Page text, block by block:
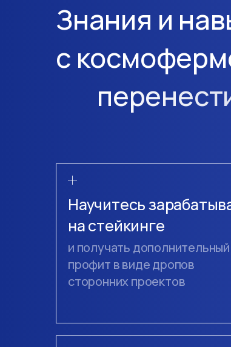
Знания и
с
Научитесь
на стейкинге
и получать дополнительный
профит в виде дропов
сторонних проектов